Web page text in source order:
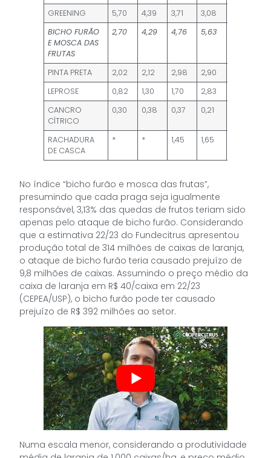
GREENING 5,70 4,39 3,71 3,08
BICHO FURÃO
E MOSCA DAS
FRUTAS
2,70 4,29 4,76 5,63
PINTA PRETA 2,02 2,12 2,98 2,90
LEPROSE
0,82 1,30 1,70 2,83
CANCRO
CÍTRICO
0,30 0,38 0,37 0,21
RACHADURA
DE CASCA
* * 1,45 1,65
No índice “bicho furão e mosca das frutas”,
presumindo que cada praga seja igualmente
responsável, 3,13% das quedas de frutos teriam sido
apenas pelo ataque de bicho furão. Considerando
que a estimativa 22/23 do Fundecitrus apresentou
produção total de 314 milhões de caixas de laranja,
o ataque de bicho furão teria causado prejuízo de
9,8 milhões de caixas. Assumindo o preço médio da
caixa de laranja em R$ 40/caixa em 22/23
(CEPEA/USP), o bicho furão pode ter causado
prejuízo de R$ 392 milhões ao setor.
Numa escala menor, considerando a produtividade